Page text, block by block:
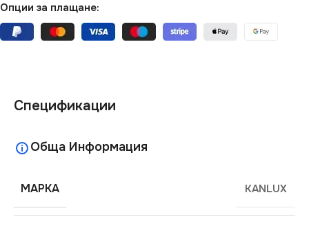
Опции за плащане:
Спецификации
Обща Информация
МАРКА KANLUX